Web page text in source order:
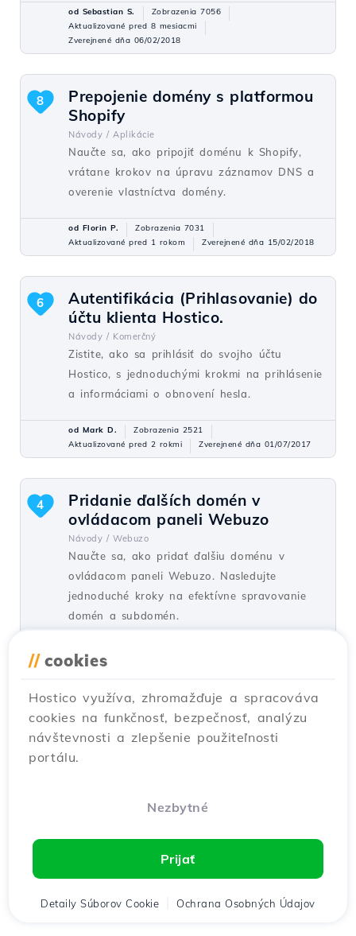
od Sebastian S.
Zobrazenia 7056
Aktualizované pred 8 mesiacmi
Zverejnené dňa 06/02/2018
Prepojenie domény s platformou
Shopify
Návody / Aplikácie
Naučte sa, ako pripojiť doménu k Shopify,
vrátane krokov na úpravu záznamov DNS a
overenie vlastníctva domény.
8
od Florin P.
Zobrazenia 7031
Aktualizované pred 1 rokom
Zverejnené dňa 15/02/2018
Autentifikácia (Prihlasovanie) do
účtu klienta Hostico.
Návody / Komerčný
Zistite, ako sa prihlásiť do svojho účtu
Hostico, s jednoduchými krokmi na prihlásenie
a informáciami o obnovení hesla.
6
od Mark D.
Zobrazenia 2521
Aktualizované pred 2 rokmi
Zverejnené dňa 01/07/2017
Pridanie ďalších domén v
ovládacom paneli Webuzo
Návody / Webuzo
Naučte sa, ako pridať ďalšiu doménu v
ovládacom paneli Webuzo. Nasledujte
jednoduché kroky na efektívne spravovanie
domén a subdomén.
4
Aktualizované pred 1 rokom
Aplikácia propagačných kupónov
Návody / Komerčný
V tomto tutoriáli vám ukážeme kroky, ktoré
na proformu vo svojom účte.
3
Zobrazenia 1977
Aktualizované pred 1 rokom
// cookies
Hostico využíva, zhromažďuje a spracováva
cookies na funkčnosť, bezpečnosť, analýzu
návštevnosti a zlepšenie použiteľnosti
portálu.
Nezbytné
Prijať
Detaily Súborov Cookie Ochrana Osobných Údajov